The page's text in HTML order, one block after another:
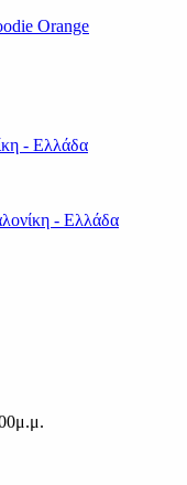
Orange
- Ελλάδα
- Ελλάδα